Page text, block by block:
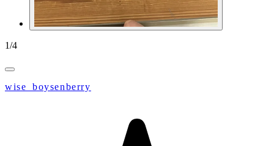
1/4
wise_boysenberry